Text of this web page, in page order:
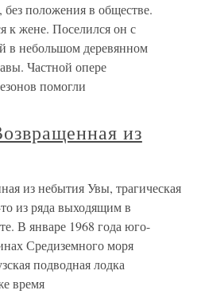
без положения в обществе.
к жене. Поселился он с
в небольшом деревянном
Частной опере
помогли
из
из небытия Увы, трагическая
из ряда выходящим в
В январе 1968 года юго-
Средиземного моря
подводная лодка
время